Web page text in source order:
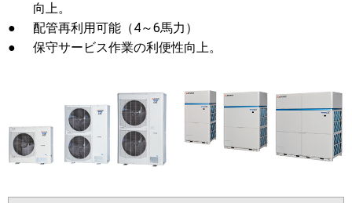
向上。
●
配管再利用可能（4～6馬力）
●
保守サービス作業の利便性向上。